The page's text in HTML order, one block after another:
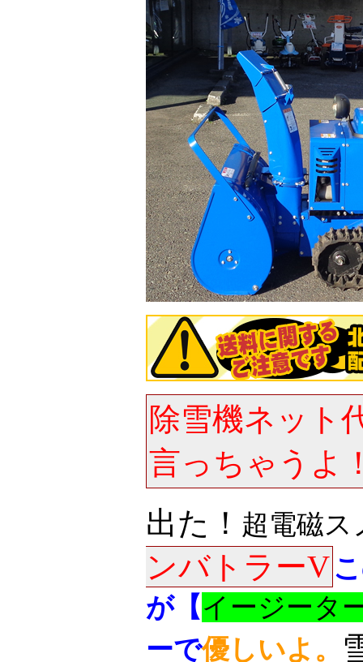
除雪機ネット
言っちゃうよ
出た！ 超電磁ス
ンバトラーV
が【 イージータ
ーで優しいよ。